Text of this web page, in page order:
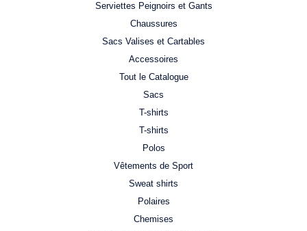
Serviettes Peignoirs et Gants
Chaussures
Sacs Valises et Cartables
Accessoires
Tout le Catalogue
Sacs
T-shirts
T-shirts
Polos
Vêtements de Sport
Sweat shirts
Polaires
Chemises